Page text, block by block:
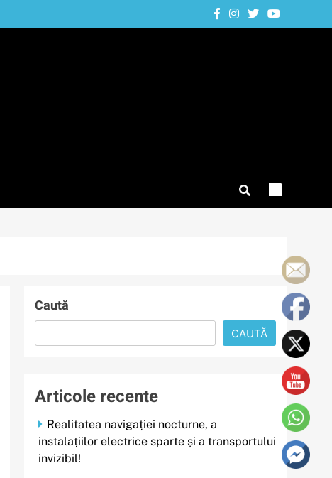
Caută
CAUTĂ
Articole recente
Realitatea navigației nocturne, a
instalațiilor electrice sparte și a transportului
invizibil!